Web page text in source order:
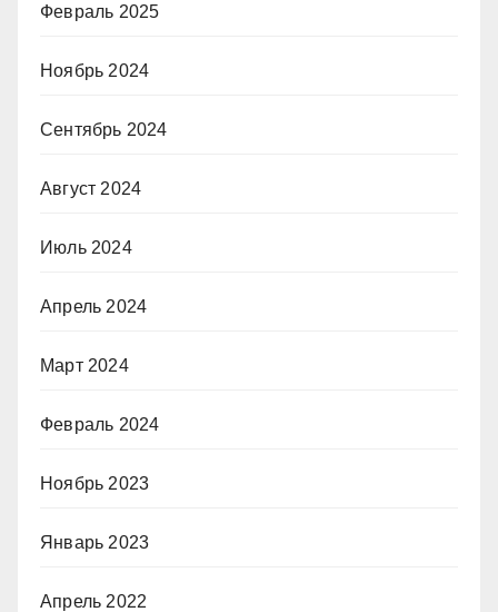
Февраль 2025
Ноябрь 2024
Сентябрь 2024
Август 2024
Июль 2024
Апрель 2024
Март 2024
Февраль 2024
Ноябрь 2023
Январь 2023
Апрель 2022